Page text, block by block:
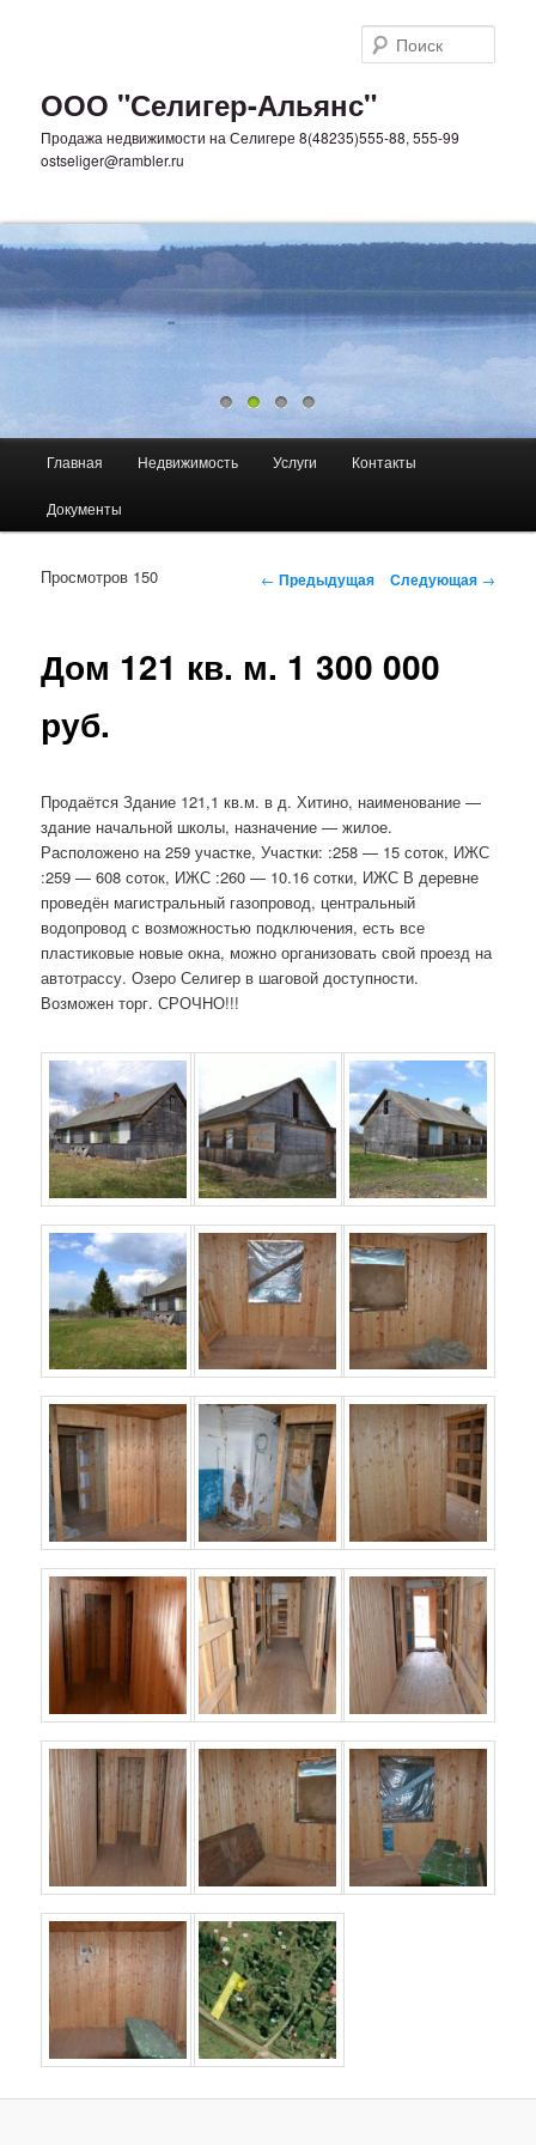
ООО "Селигер-Альянс"
Продажа недвижимости на Селигере 8(48235)555-88, 555-99
ostseliger@rambler.ru
Перейти к основному содержимому
Перейти к дополнительному содержимому
Главная Недвижимость Услуги Контакты
Документы
Просмотров 150 Навигация по записям
← Предыдущая Следующая →
Дом 121 кв. м. 1 300 000
руб.
Продаётся Здание 121,1 кв.м. в д. Хитино, наименование —
здание начальной школы, назначение — жилое.
Расположено на 259 участке, Участки: :258 — 15 соток, ИЖС
:259 — 608 соток, ИЖС :260 — 10.16 сотки, ИЖС В деревне
проведён магистральный газопровод, центральный
водопровод с возможностью подключения, есть все
пластиковые новые окна, можно организовать свой проезд на
автотрассу. Озеро Селигер в шаговой доступности.
Возможен торг. СРОЧНО!!!